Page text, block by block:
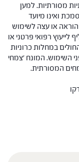
מסורתיות. למען
ואינו מיועד
או עצה לשימוש
לייעוץ רפואי פרטני או
במחלות כרוניות
השימוש. המונח 'צמחי
המסורתית.